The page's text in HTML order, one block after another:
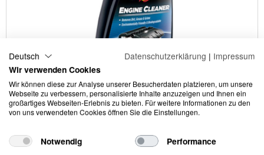
Preis in EUR exkl. MwSt
17.83 / 1 Stk
Deutsch Datenschutzerklärung | Impressum
Wir verwenden Cookies
Wir können diese zur Analyse unserer Besucherdaten platzieren, um unsere
Webseite zu verbessern, personalisierte Inhalte anzuzeigen und Ihnen ein
großartiges Webseiten-Erlebnis zu bieten. Für weitere Informationen zu den
von uns verwendeten Cookies öffnen Sie die Einstellungen.
Notwendig
Performance